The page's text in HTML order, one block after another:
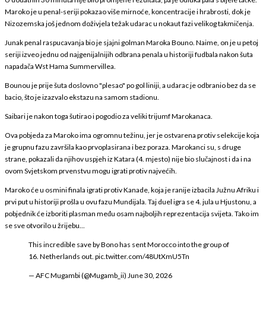
Maroko je u penal-seriji pokazao više mirnoće, koncentracije i hrabrosti, dok je
Nizozemska još jednom doživjela težak udarac u nokaut fazi velikog takmičenja.
Junak penal raspucavanja bio je sjajni golman Maroka Bouno. Naime, on je u petoj
seriji izveo jednu od najgenijalnijih odbrana penala u historiji fudbala nakon šuta
napadača Wst Hama Summervillea.
Bounou je prije šuta doslovno "plesao" po gol liniji, a udarac je odbranio bez da se
bacio, što je izazvalo ekstazu na samom stadionu.
Saibari je nakon toga šutirao i pogodio za veliki trijumf Marokanaca.
Ova pobjeda za Maroko ima ogromnu težinu, jer je ostvarena protiv selekcije koja
je grupnu fazu završila kao prvoplasirana i bez poraza. Marokanci su, s druge
strane, pokazali da njihov uspjeh iz Katara (4. mjesto) nije bio slučajnost i da i na
ovom Svjetskom prvenstvu mogu igrati protiv najvećih.
Maroko će u osmini finala igrati protiv Kanade, koja je ranije izbacila Južnu Afriku i
prvi put u historiji prošla u ovu fazu Mundijala. Taj duel igra se 4. jula u Hjustonu, a
pobjednik će izboriti plasman među osam najboljih reprezentacija svijeta. Tako im
se sve otvorilo u žrijebu...
This incredible save by Bono has sent Morocco into the group of
16. Netherlands out. pic.twitter.com/48UtXmU5Tn
— AFC Mugambi (@Mugamb_ii) June 30, 2026